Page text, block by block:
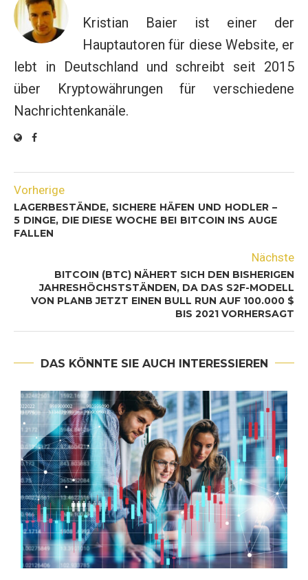
Kristian Baier ist einer der
Hauptautoren für diese Website, er
lebt in Deutschland und schreibt seit 2015
über Kryptowährungen für verschiedene
Nachrichtenkanäle.
Vorherige
LAGERBESTÄNDE, SICHERE HÄFEN UND HODLER –
5 DINGE, DIE DIESE WOCHE BEI BITCOIN INS AUGE
FALLEN
Nächste
BITCOIN (BTC) NÄHERT SICH DEN BISHERIGEN
JAHRESHÖCHSTSTÄNDEN, DA DAS S2F-MODELL
VON PLANB JETZT EINEN BULL RUN AUF 100.000 $
BIS 2021 VORHERSAGT
DAS KÖNNTE SIE AUCH INTERESSIEREN